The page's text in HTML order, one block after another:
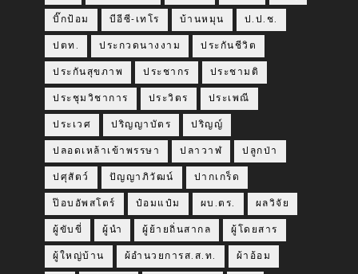
บิ๊กป้อม บีอีซี-เทโร บ้านหมุน ป.ป.ช.
ปตท. ประกวดนางงาม ประกันชีวิต
ประกันสุขภาพ ประชากร ประชามติ
ประชุมวิชาการ ประวิตร ประเพณี
ประเวศ ปริญญาบัตร ปริญญ์
ปลอดเหล้าเข้าพรรษา ปลาวาฬ ปลูกป่า
ปศุสัตว์ ปัญญาภิวัฒน์ ปากเกร็ด
ป๊อบอัพสโตร์ ป๋อมแป๋ม ผบ.ตร. ผลวิจัย
ผู้ขับขี่ ผู้นำ ผู้ย้ายถิ่นสากล ผู้โดยสาร
ผู้ใหญ่บ้าน ผ้อำนวยการส.ส.ท. ผ้าอ้อม